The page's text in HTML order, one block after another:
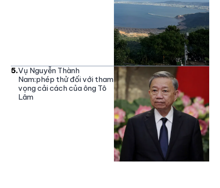
5.Vụ Nguyễn Thành
Nam:phép thử đối với tham
vọng cải cách của ông Tô
Lâm